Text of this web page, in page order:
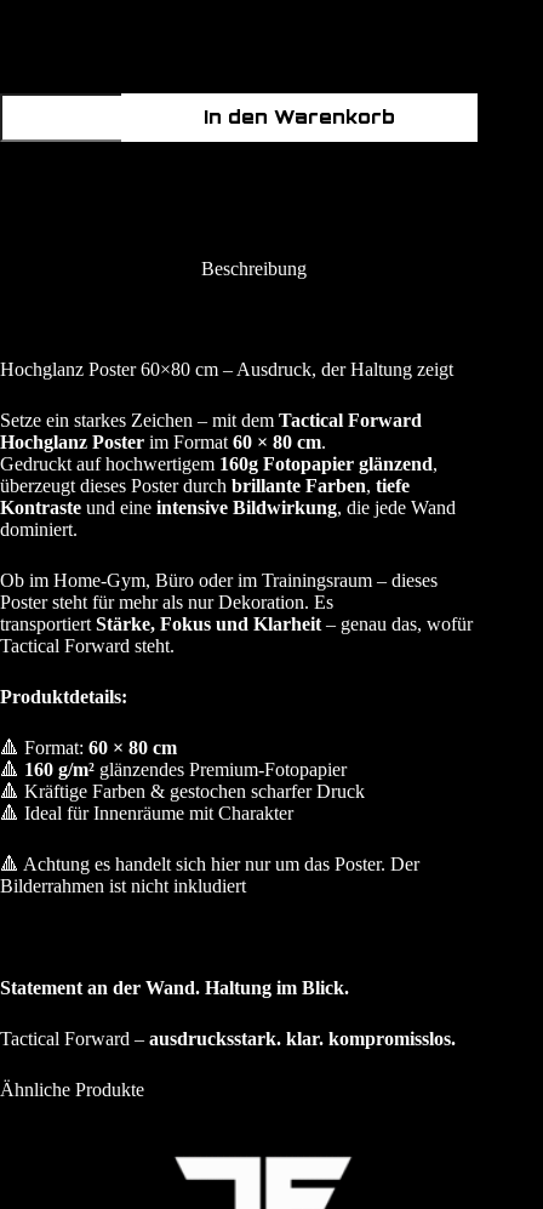
Memento
Menge
In den Warenkorb
Beschreibung
Hochglanz Poster 60×80 cm – Ausdruck, der Haltung zeigt
Setze ein starkes Zeichen – mit dem Tactical Forward
Hochglanz Poster im Format 60 × 80 cm.
Gedruckt auf hochwertigem 160g Fotopapier glänzend,
überzeugt dieses Poster durch brillante Farben, tiefe
Kontraste und eine intensive Bildwirkung, die jede Wand
dominiert.
Ob im Home-Gym, Büro oder im Trainingsraum – dieses
Poster steht für mehr als nur Dekoration. Es
transportiert Stärke, Fokus und Klarheit – genau das, wofür
Tactical Forward steht.
Produktdetails:
🔺 Format: 60 × 80 cm
🔺 160 g/m² glänzendes Premium-Fotopapier
🔺 Kräftige Farben & gestochen scharfer Druck
🔺 Ideal für Innenräume mit Charakter
🔺 Achtung es handelt sich hier nur um das Poster. Der
Bilderrahmen ist nicht inkludiert
Statement an der Wand. Haltung im Blick.
Tactical Forward – ausdrucksstark. klar. kompromisslos.
Ähnliche Produkte